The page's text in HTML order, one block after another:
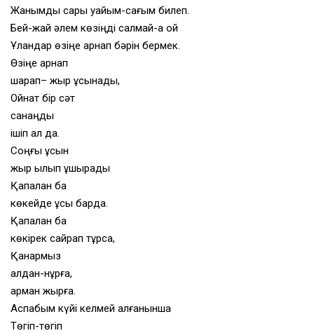
Жанымды сары уайым-сағым билеп.
Бей-жай әлем көзіңді салмай-ақ қой
Ұландар өзіңе арнап бәрін бермек.
Өзіңе арнап
шарап– жыр ұсынады,
Ойнат бір сәт
санаңды
ішіп ал да.
Соңғы құсын
жыр қылып ұшырады
Қапалан ба
көкейде құсы барда.
Қапалан ба
көкірек сайрап тұрса,
Қанармыз
алдан-нұрға,
арман жырға.
Аспабым күйі келмей қалғанынша
Төгіп-төгіп